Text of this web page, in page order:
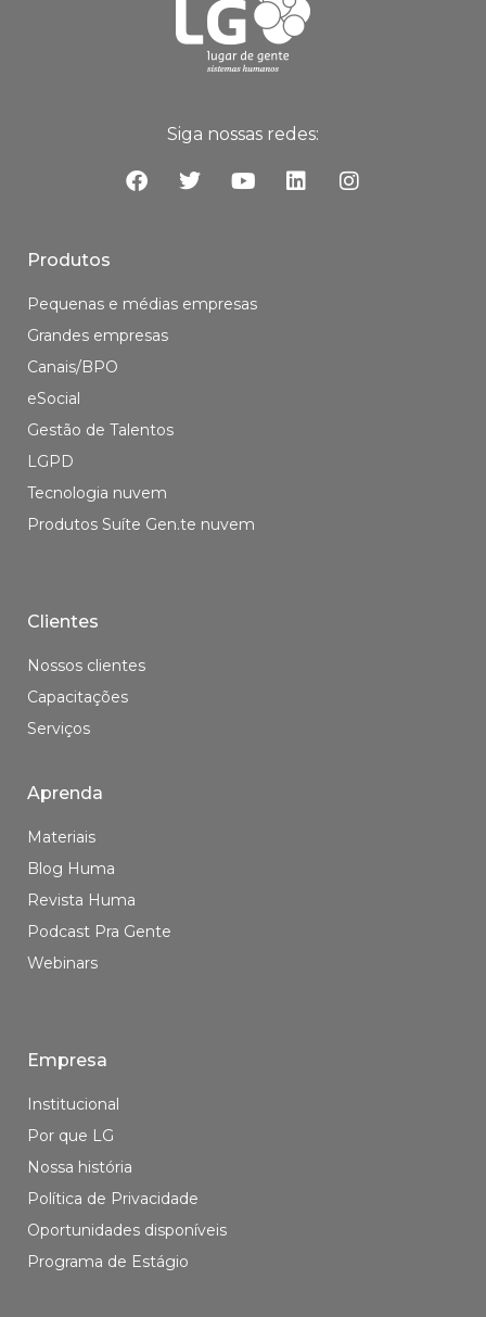
Siga nossas redes:
Produtos
Pequenas e médias empresas
Grandes empresas
Canais/BPO
eSocial
Gestão de Talentos
LGPD
Tecnologia nuvem
Produtos Suíte Gen.te nuvem
Clientes
Nossos clientes
Capacitações
Serviços
Aprenda
Materiais
Blog Huma
Revista Huma
Podcast Pra Gente
Webinars
Empresa
Institucional
Por que LG
Nossa história
Política de Privacidade
Oportunidades disponíveis
Programa de Estágio